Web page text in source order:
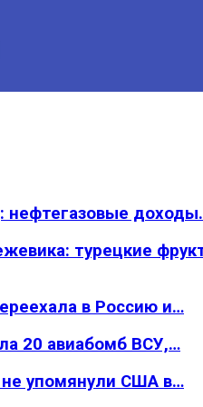
нефтегазовые
турецкие
в Россию и…
20 авиабомб ВСУ,…
не упомянули США в…